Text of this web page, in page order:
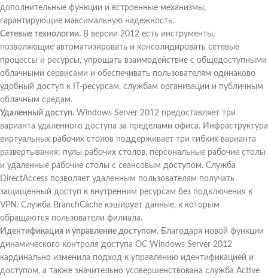
дополнительные функции и встроенные механизмы,
гарантирующие максимальную надежность.
Сетевые технологии. В версии 2012 есть инструменты,
позволяющие автоматизировать и консолидировать сетевые
процессы и ресурсы, упрощать взаимодействие с общедоступными
облачными сервисами и обеспечивать пользователям одинаково
удобный доступ к IT-ресурсам, службам организации и публичным
облачным средам.
Удаленный доступ. Windows Server 2012 предоставляет три
варианта удаленного доступа за пределами офиса. Инфраструктура
виртуальных рабочих столов поддерживает три гибких варианта
развертывания: пулы рабочих столов, персональные рабочие столы
и удаленные рабочие столы с сеансовым доступом. Служба
DirectAccess позволяет удаленным пользователям получать
защищенный доступ к внутренним ресурсам без подключения к
VPN. Служба BranchCache кэширует данные, к которым
обращаются пользователи филиала.
Идентификация и управление доступом. Благодаря новой функции
динамического контроля доступа ОС Windows Server 2012
кардинально изменила подход к управлению идентификацией и
доступом, а также значительно усовершенствована служба Active